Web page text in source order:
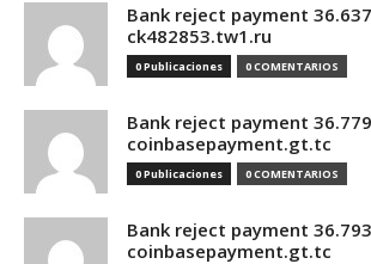
Bank reject payment 36.637
ck482853.tw1.ru
0 Publicaciones 0 COMENTARIOS
Bank reject payment 36.779
coinbasepayment.gt.tc
0 Publicaciones 0 COMENTARIOS
Bank reject payment 36.793
coinbasepayment.gt.tc